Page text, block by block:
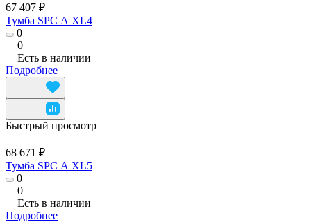
67 407 ₽
Тумба SPC А XL4
0
0
Есть в наличии
Подробнее
Быстрый просмотр
68 671 ₽
Тумба SPC А XL5
0
0
Есть в наличии
Подробнее